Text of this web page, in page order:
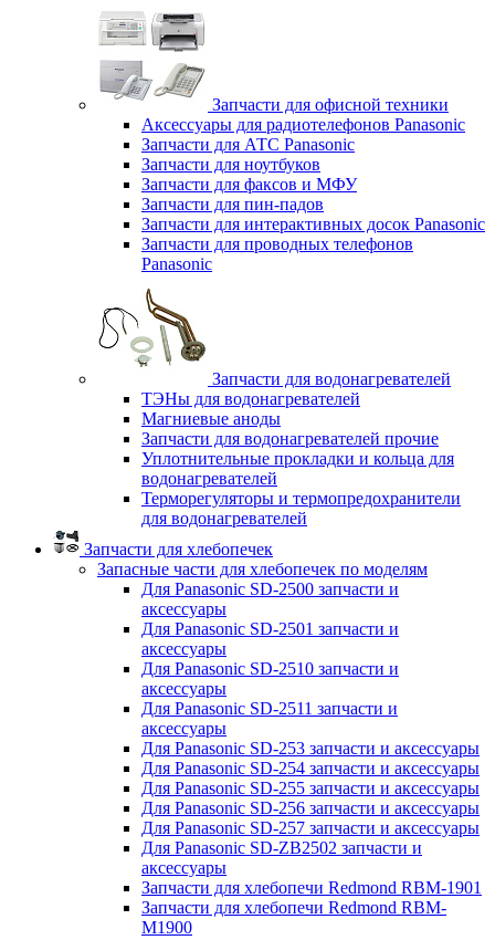
Запчасти для офисной техники
Аксессуары для радиотелефонов Panasonic
Запчасти для АТС Panasonic
Запчасти для ноутбуков
Запчасти для факсов и МФУ
Запчасти для пин-падов
Запчасти для интерактивных досок Panasonic
Запчасти для проводных телефонов
Panasonic
Запчасти для водонагревателей
ТЭНы для водонагревателей
Магниевые аноды
Запчасти для водонагревателей прочие
Уплотнительные прокладки и кольца для
водонагревателей
Терморегуляторы и термопредохранители
для водонагревателей
Запчасти для хлебопечек
Запасные части для хлебопечек по моделям
Для Panasonic SD-2500 запчасти и
аксессуары
Для Panasonic SD-2501 запчасти и
аксессуары
Для Panasonic SD-2510 запчасти и
аксессуары
Для Panasonic SD-2511 запчасти и
аксессуары
Для Panasonic SD-253 запчасти и аксессуары
Для Panasonic SD-254 запчасти и аксессуары
Для Panasonic SD-255 запчасти и аксессуары
Для Panasonic SD-256 запчасти и аксессуары
Для Panasonic SD-257 запчасти и аксессуары
Для Panasonic SD-ZB2502 запчасти и
аксессуары
Запчасти для хлебопечи Redmond RBM-1901
Запчасти для хлебопечи Redmond RBM-
M1900